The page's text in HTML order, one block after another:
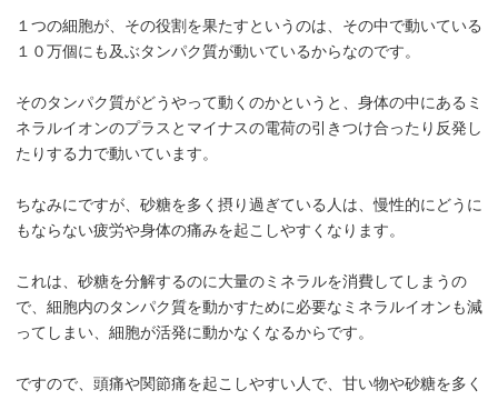
１つの細胞が、その役割を果たすというのは、その中で動いている
１０万個にも及ぶタンパク質が動いているからなのです。
そのタンパク質がどうやって動くのかというと、身体の中にあるミ
ネラルイオンのプラスとマイナスの電荷の引きつけ合ったり反発し
たりする力で動いています。
ちなみにですが、砂糖を多く摂り過ぎている人は、慢性的にどうに
もならない疲労や身体の痛みを起こしやすくなります。
これは、砂糖を分解するのに大量のミネラルを消費してしまうの
で、細胞内のタンパク質を動かすために必要なミネラルイオンも減
ってしまい、細胞が活発に動かなくなるからです。
ですので、頭痛や関節痛を起こしやすい人で、甘い物や砂糖を多く